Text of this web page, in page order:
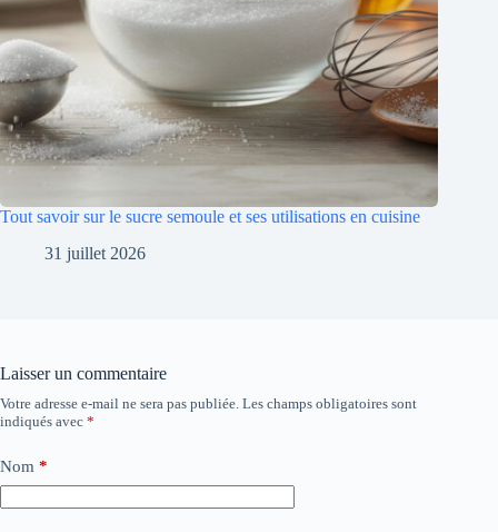
Tout savoir sur le sucre semoule et ses utilisations en cuisine
31 juillet 2026
Laisser un commentaire
Votre adresse e-mail ne sera pas publiée. Les champs obligatoires sont
indiqués avec *
Nom *